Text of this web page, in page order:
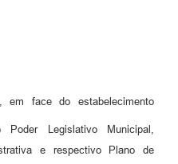
em face do estabelecimento
Legislativo Municipal,
e respectivo Plano de